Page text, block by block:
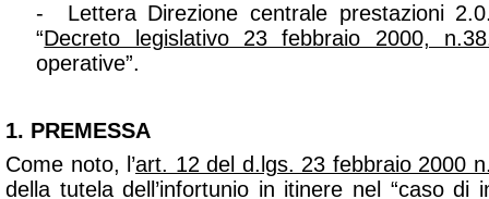
- Lettera Direzione centrale prestazioni
“Decreto legislativo 23 febbraio 2000,
operative”.
1. PREMESSA
Come noto, l’art. 12 del d.lgs. 23 febbraio 2000
della tutela dell’infortunio in itinere nel “caso di